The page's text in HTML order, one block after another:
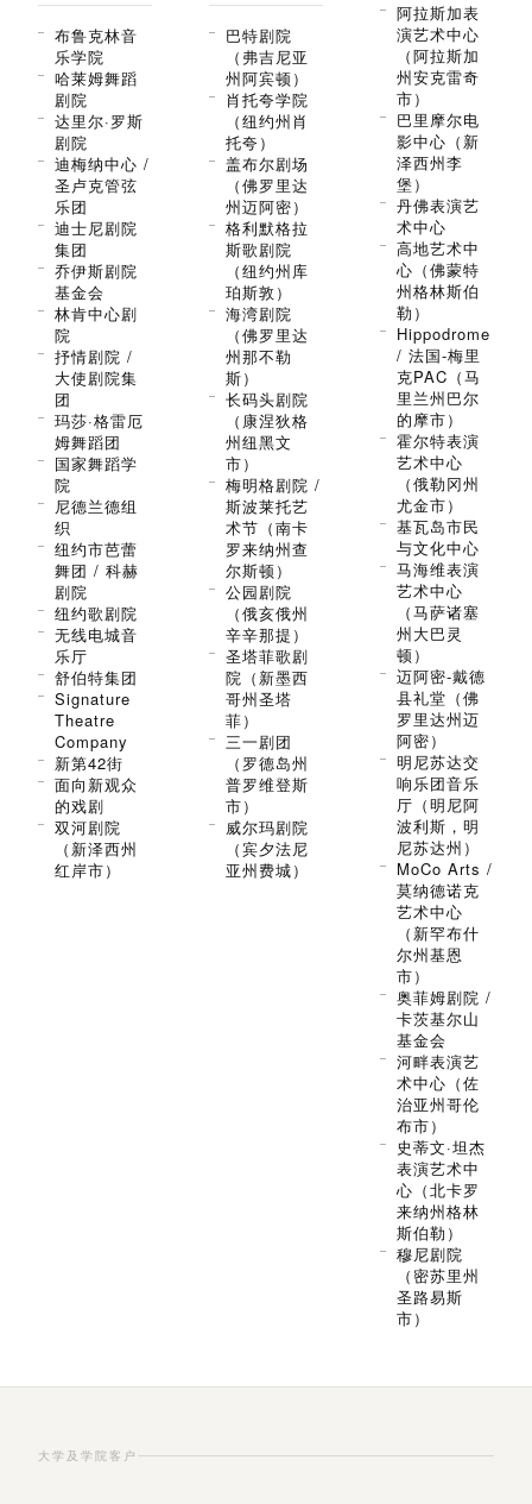
布鲁克林音
乐学院
哈莱姆舞蹈
剧院
达里尔·罗斯
剧院
迪梅纳中心 /
圣卢克管弦
乐团
迪士尼剧院
集团
乔伊斯剧院
基金会
林肯中心剧
院
抒情剧院 /
大使剧院集
团
玛莎·格雷厄
姆舞蹈团
国家舞蹈学
院
尼德兰德组
织
纽约市芭蕾
舞团 / 科赫
剧院
纽约歌剧院
无线电城音
乐厅
舒伯特集团
Signature
Theatre
Company
新第42街
面向新观众
的戏剧
双河剧院
（新泽西州
红岸市）
巴特剧院
（弗吉尼亚
州阿宾顿）
肖托夸学院
（纽约州肖
托夸）
盖布尔剧场
（佛罗里达
州迈阿密）
格利默格拉
斯歌剧院
（纽约州库
珀斯敦）
海湾剧院
（佛罗里达
州那不勒
斯）
长码头剧院
（康涅狄格
州纽黑文
市）
梅明格剧院 /
斯波莱托艺
术节（南卡
罗来纳州查
尔斯顿）
公园剧院
（俄亥俄州
辛辛那提）
圣塔菲歌剧
院（新墨西
哥州圣塔
菲）
三一剧团
（罗德岛州
普罗维登斯
市）
威尔玛剧院
（宾夕法尼
亚州费城）
阿拉斯加表
演艺术中心
（阿拉斯加
州安克雷奇
市）
巴里摩尔电
影中心（新
泽西州李
堡）
丹佛表演艺
术中心
高地艺术中
心（佛蒙特
州格林斯伯
勒）
Hippodrome
/ 法国-梅里
克PAC（马
里兰州巴尔
的摩市）
霍尔特表演
艺术中心
（俄勒冈州
尤金市）
基瓦岛市民
与文化中心
马海维表演
艺术中心
（马萨诸塞
州大巴灵
顿）
迈阿密-戴德
县礼堂（佛
罗里达州迈
阿密）
明尼苏达交
响乐团音乐
厅（明尼阿
波利斯，明
尼苏达州）
MoCo Arts /
莫纳德诺克
艺术中心
（新罕布什
尔州基恩
市）
奥菲姆剧院 /
卡茨基尔山
基金会
河畔表演艺
术中心（佐
治亚州哥伦
布市）
史蒂文·坦杰
表演艺术中
心（北卡罗
来纳州格林
斯伯勒）
穆尼剧院
（密苏里州
圣路易斯
市）
大学及学院客户